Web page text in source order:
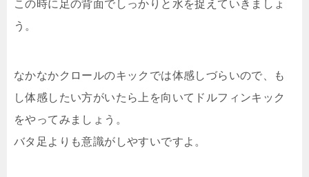
この時に足の背面でしっかりと水を捉えていきましょ
う。
なかなかクロールのキックでは体感しづらいので、も
し体感したい方がいたら上を向いてドルフィンキック
をやってみましょう。
バタ足よりも意識がしやすいですよ。